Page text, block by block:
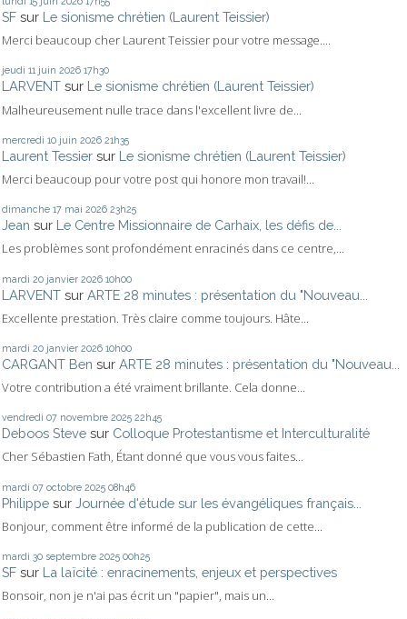
SF sur Le sionisme chrétien (Laurent Teissier)
Merci beaucoup cher Laurent Teissier pour votre message....
jeudi 11 juin 2026 17h30
LARVENT sur Le sionisme chrétien (Laurent Teissier)
Malheureusement nulle trace dans l'excellent livre de...
mercredi 10 juin 2026 21h35
Laurent Tessier sur Le sionisme chrétien (Laurent Teissier)
Merci beaucoup pour votre post qui honore mon travail!...
dimanche 17 mai 2026 23h25
Jean sur Le Centre Missionnaire de Carhaix, les défis de...
Les problèmes sont profondément enracinés dans ce centre,...
mardi 20 janvier 2026 10h00
LARVENT sur ARTE 28 minutes : présentation du "Nouveau...
Excellente prestation. Très claire comme toujours. Hâte...
mardi 20 janvier 2026 10h00
CARGANT Ben sur ARTE 28 minutes : présentation du "Nouveau...
Votre contribution a été vraiment brillante. Cela donne...
vendredi 07 novembre 2025 22h45
Deboos Steve sur Colloque Protestantisme et Interculturalité
Cher Sébastien Fath, Étant donné que vous vous faites...
mardi 07 octobre 2025 08h46
Philippe sur Journée d'étude sur les évangéliques français...
Bonjour, comment être informé de la publication de cette...
mardi 30 septembre 2025 00h25
SF sur La laïcité : enracinements, enjeux et perspectives
Bonsoir, non je n'ai pas écrit un "papier", mais un...